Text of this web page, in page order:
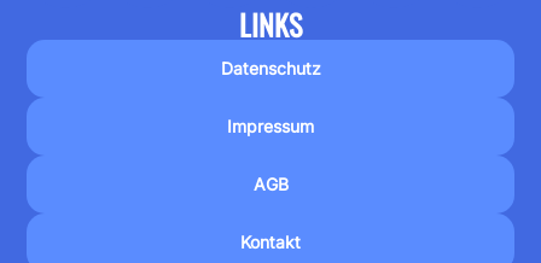
LINKS
Datenschutz
Impressum
AGB
Kontakt